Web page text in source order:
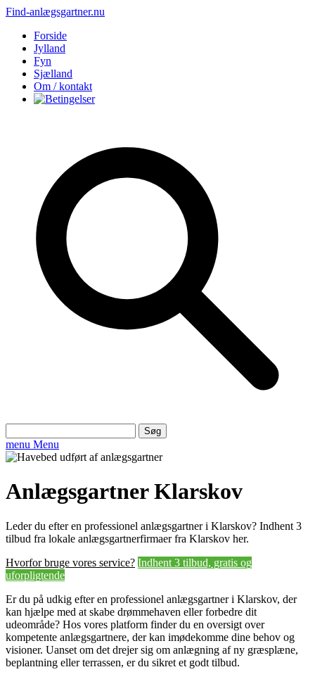
Find-anlægsgartner.nu
Forside
Jylland
Fyn
Sjælland
Om / kontakt
efter:
menu Menu
Anlægsgartner Klarskov
Leder du efter en professionel anlægsgartner i Klarskov? Indhent 3
tilbud fra lokale anlægsgartnerfirmaer fra Klarskov her.
Hvorfor bruge vores service? Indhent 3 tilbud, gratis og
uforpligtende
Er du på udkig efter en professionel anlægsgartner i Klarskov, der
kan hjælpe med at skabe drømmehaven eller forbedre dit
udeområde? Hos vores platform finder du en oversigt over
kompetente anlægsgartnere, der kan imødekomme dine behov og
visioner. Uanset om det drejer sig om anlægning af ny græsplæne,
beplantning eller terrassen, er du sikret et godt tilbud.